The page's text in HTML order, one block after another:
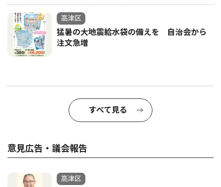
高津区
猛暑の大地震給水袋の備えを 自治会から
注文急増
すべて見る
意見広告・議会報告
高津区